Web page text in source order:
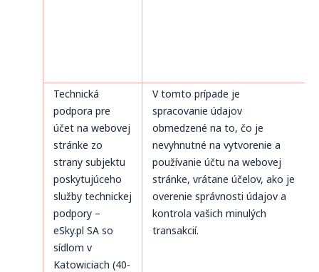
Technická
podpora pre
účet na webovej
stránke zo
strany subjektu
poskytujúceho
služby technickej
podpory –
eSky.pl SA so
sídlom v
Katowiciach (40-
V tomto prípade je
spracovanie údajov
obmedzené na to, čo je
nevyhnutné na vytvorenie a
používanie účtu na webovej
stránke, vrátane účelov, ako je
overenie správnosti údajov a
kontrola vašich minulých
transakcií.